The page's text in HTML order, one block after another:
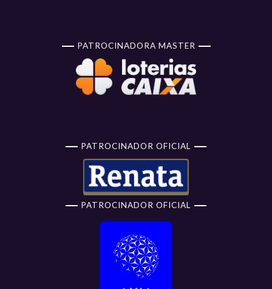
PATROCINADORA MASTER
PATROCINADOR OFICIAL
PATROCINADOR OFICIAL